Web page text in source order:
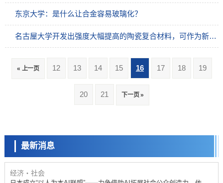
东京大学：是什么让合金容易玻璃化？
名古屋大学开发出强度大幅提高的陶瓷复合材料，可作为新一代切削工具
« 上一页 12 13 14 15 16 17 18 19
20 21 下一页 »
最新消息
科学研究
开发出300亿年仅误差1秒的光晶格钟，构建网络将其打造为下一代社会
基础设施
经济・社会